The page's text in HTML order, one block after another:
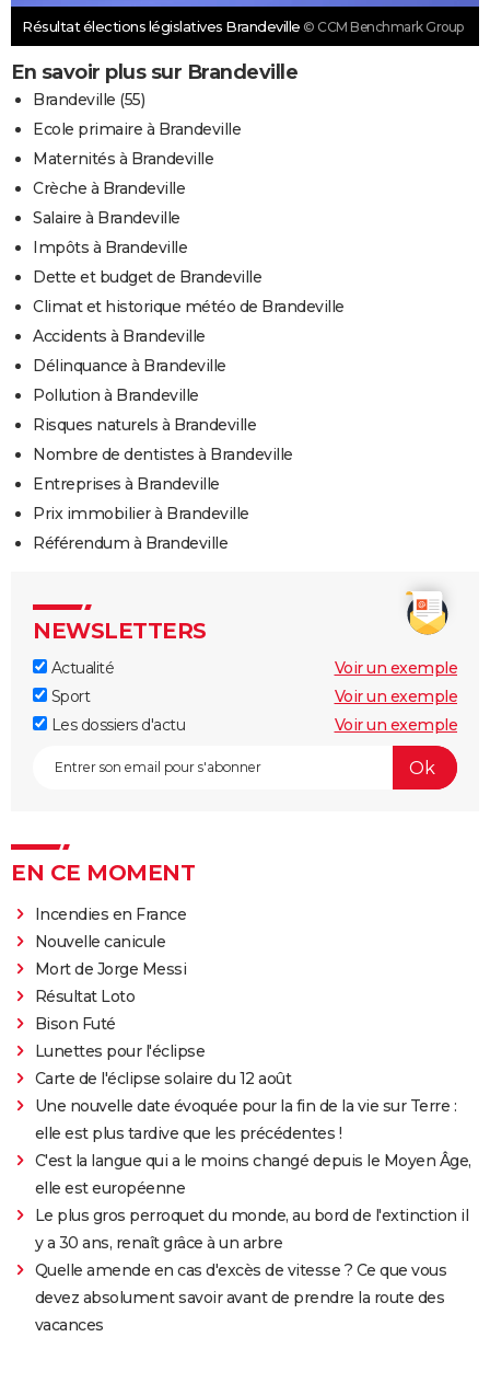
Résultat élections législatives Brandeville © CCM Benchmark Group
En savoir plus sur Brandeville
Brandeville (55)
Ecole primaire à Brandeville
Maternités à Brandeville
Crèche à Brandeville
Salaire à Brandeville
Impôts à Brandeville
Dette et budget de Brandeville
Climat et historique météo de Brandeville
Accidents à Brandeville
Délinquance à Brandeville
Pollution à Brandeville
Risques naturels à Brandeville
Nombre de dentistes à Brandeville
Entreprises à Brandeville
Prix immobilier à Brandeville
Référendum à Brandeville
NEWSLETTERS
Actualité
Voir un exemple
Sport
Voir un exemple
Les dossiers d'actu
Voir un exemple
EN CE MOMENT
Incendies en France
Nouvelle canicule
Mort de Jorge Messi
Résultat Loto
Bison Futé
Lunettes pour l'éclipse
Carte de l'éclipse solaire du 12 août
Une nouvelle date évoquée pour la fin de la vie sur Terre :
elle est plus tardive que les précédentes !
C'est la langue qui a le moins changé depuis le Moyen Âge,
elle est européenne
Le plus gros perroquet du monde, au bord de l'extinction il
y a 30 ans, renaît grâce à un arbre
Quelle amende en cas d'excès de vitesse ? Ce que vous
devez absolument savoir avant de prendre la route des
vacances